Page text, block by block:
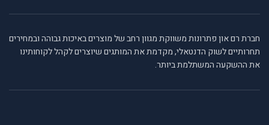
חברת רם און פתרונות משווקת מגוון רחב של מוצרים באיכות גבוהה ובמחירים
תחרותיים לשוק הדנטאלי, מקדמת את המותגים שיוצרים לקהל לקוחותינו
את ההשקעה המשתלמת ביותר.